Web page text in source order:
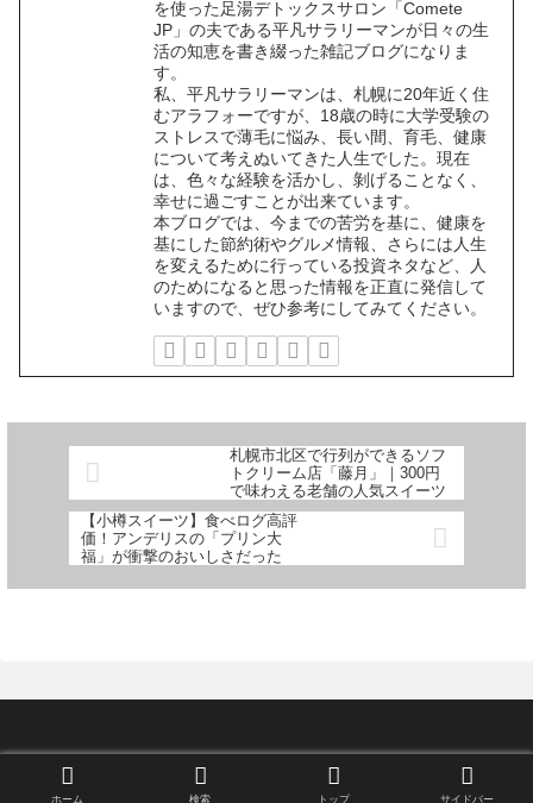
を使った足湯デトックスサロン「Comete
JP」の夫である平凡サラリーマンが日々の生
活の知恵を書き綴った雑記ブログになりま
す。
私、平凡サラリーマンは、札幌に20年近く住
むアラフォーですが、18歳の時に大学受験の
ストレスで薄毛に悩み、長い間、育毛、健康
について考えぬいてきた人生でした。現在
は、色々な経験を活かし、剝げることなく、
幸せに過ごすことが出来ています。
本ブログでは、今までの苦労を基に、健康を
基にした節約術やグルメ情報、さらには人生
を変えるために行っている投資ネタなど、人
のためになると思った情報を正直に発信して
いますので、ぜひ参考にしてみてください。
札幌市北区で行列ができるソフ
トクリーム店「藤月」｜300円
で味わえる老舗の人気スイーツ
【小樽スイーツ】食べログ高評
価！アンデリスの「プリン大
福」が衝撃のおいしさだった
ホーム 検索 トップ サイドバー